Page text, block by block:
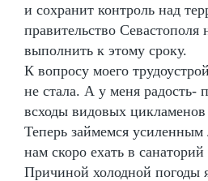
и сохранит контроль над
правительство Севастополя
выполнить к этому сроку.
К вопросу моего
не стала. А у меня радость-
всходы видовых цикламенов
Теперь займемся усиленным
нам скоро ехать в
Причиной холодной погоды